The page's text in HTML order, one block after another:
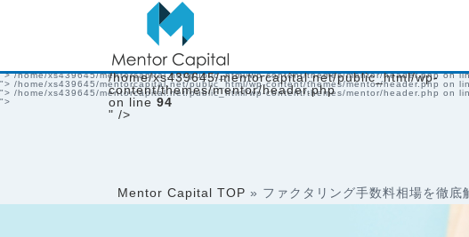
/home/xs439645/mentorcapital.net/public_html/wp-content/themes/mentor/header.php on line
/home/xs439645/mentorcapital.net/public_html/wp-content/themes/mentor/header.php on
/home/xs439645/mentorcapital.net/public_html/wp-content/themes/mentor/header.php on
/home/xs439645/mentorcapital.net/public_html/wp-content/themes/mentor/header.php on
/home/xs439645/mentorcapital.net/public_html/wp-content/themes/mentor/header.php on
/home/xs439645/mentorcapital.net/public_html/wp-content/themes/mentor/header.php on
/home/xs439645/mentorcapital.net/public_html/wp-content/themes/mentor/header.php on
/home/xs439645/mentorcapital.net/public_html/wp-content/themes/mentor/header.php on
">/home/xs439645/mentorcapital.net/public_html/wp-content/themes/mentor/header.php on
"> /home/xs439645/mentorcapital.net/public_html/wp-content/themes/mentor/header.php on
"> /home/xs439645/mentorcapital.net/public_html/wp-content/themes/mentor/header.php on
">
/home/xs439645/mentorcapital.net/public_html/wp-
content/themes/mentor/header.php
on line 94
" />
Mentor Capital TOP » ファクタリング手数料相場を徹底